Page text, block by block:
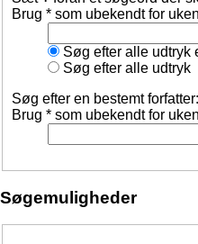
Brug * som ubekendt for
Søg efter alle udtryk
Søg efter alle udtryk
Søg efter en bestemt forfatter:
Brug * som ubekendt for
Søgemuligheder